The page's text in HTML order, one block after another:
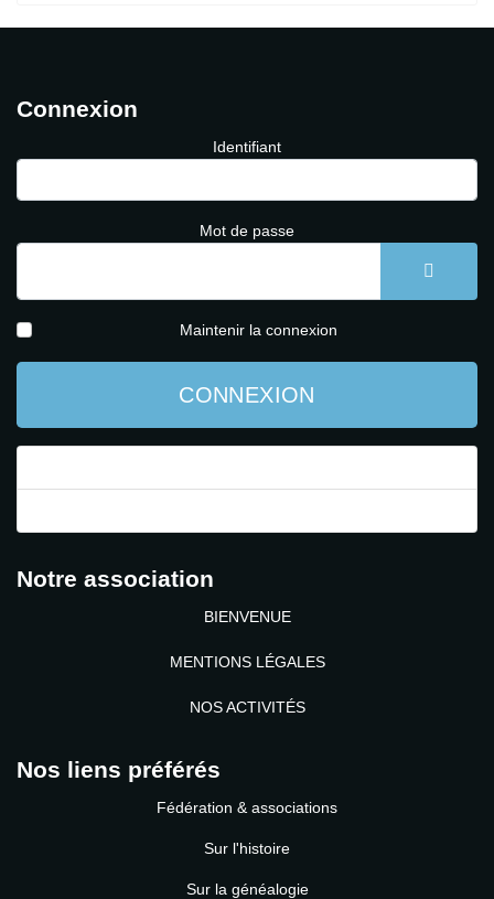
Connexion
Identifiant
Mot de passe
Maintenir la connexion
CONNEXION
Notre association
BIENVENUE
MENTIONS LÉGALES
NOS ACTIVITÉS
Nos liens préférés
Fédération & associations
Sur l'histoire
Sur la généalogie